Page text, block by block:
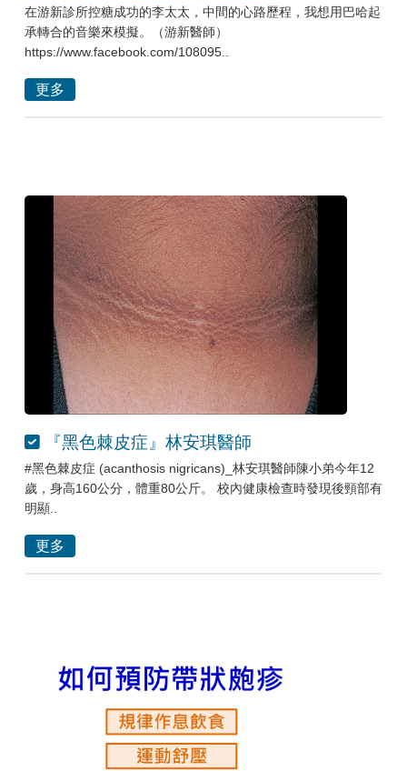
在游新診所控糖成功的李太太，中間的心路歷程，我想用巴哈起
承轉合的音樂來模擬。（游新醫師）
https://www.facebook.com/108095..
更多
『黑色棘皮症』林安琪醫師
#黑色棘皮症 (acanthosis nigricans)_林安琪醫師陳小弟今年12
歲，身高160公分，體重80公斤。 校內健康檢查時發現後頸部有
明顯..
更多